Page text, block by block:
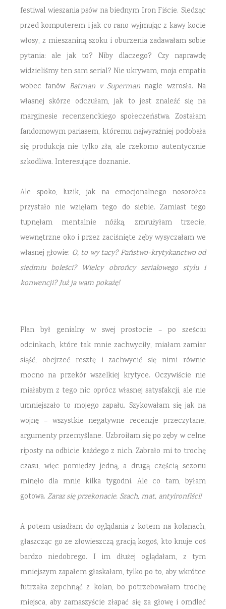
festiwal wieszania psów na biednym Iron Fiście. Siedząc
przed komputerem i jak co rano wyjmując z kawy kocie
włosy, z mieszaniną szoku i oburzenia zadawałam sobie
pytania: ale jak to? Niby dlaczego? Czy naprawdę
widzieliśmy ten sam serial? Nie ukrywam, moja empatia
wobec fanów Batman v Superman nagle wzrosła. Na
własnej skórze odczułam, jak to jest znaleźć się na
marginesie recenzenckiego społeczeństwa. Zostałam
fandomowym pariasem, któremu najwyraźniej podobała
się produkcja nie tylko zła, ale rzekomo autentycznie
szkodliwa. Interesujące doznanie.
Ale spoko, luzik, jak na emocjonalnego nosorożca
przystało nie wzięłam tego do siebie. Zamiast tego
tupnęłam mentalnie nóżką, zmrużyłam trzecie,
wewnętrzne oko i przez zaciśnięte zęby wysyczałam we
własnej głowie: O, to wy tacy? Państwo-krytykanctwo od
siedmiu boleści? Wielcy obrońcy serialowego stylu i
konwencji? Już ja wam pokażę!
Plan był genialny w swej prostocie – po sześciu
odcinkach, które tak mnie zachwyciły, miałam zamiar
siąść, obejrzeć resztę i zachwycić się nimi równie
mocno na przekór wszelkiej krytyce. Oczywiście nie
miałabym z tego nic oprócz własnej satysfakcji, ale nie
umniejszało to mojego zapału. Szykowałam się jak na
wojnę – wszystkie negatywne recenzje przeczytane,
argumenty przemyślane. Uzbroiłam się po zęby w celne
riposty na odbicie każdego z nich. Zabrało mi to trochę
czasu, więc pomiędzy jedną, a drugą częścią sezonu
minęło dla mnie kilka tygodni. Ale co tam, byłam
gotowa. Zaraz się przekonacie. Szach, mat, antyironfiści!
A potem usiadłam do oglądania z kotem na kolanach,
głaszcząc go ze złowieszczą gracją kogoś, kto knuje coś
bardzo niedobrego. I im dłużej oglądałam, z tym
mniejszym zapałem głaskałam, tylko po to, aby wkrótce
futrzaka zepchnąć z kolan, bo potrzebowałam trochę
miejsca, aby zamaszyście złapać się za głowę i omdleć